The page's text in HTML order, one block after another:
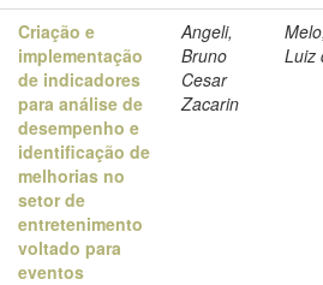
Criação e
implementação
de indicadores
para análise de
desempenho e
identificação de
melhorias no
setor de
entretenimento
voltado para
eventos
Angeli,
Bruno
Cesar
Zacarin
Luiz